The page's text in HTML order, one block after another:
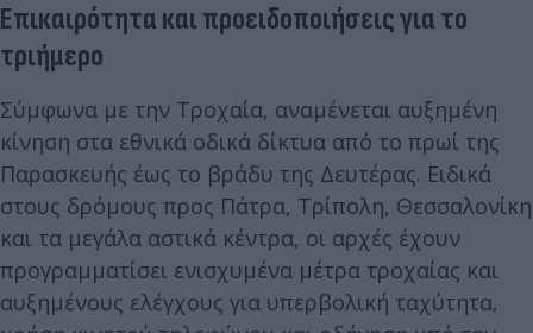
Επικαιρότητα και προειδοποιήσεις για το
τριήμερο
Σύμφωνα με την Τροχαία, αναμένεται αυξημένη
κίνηση στα εθνικά οδικά δίκτυα από το πρωί της
Παρασκευής έως το βράδυ της Δευτέρας. Ειδικά
στους δρόμους προς Πάτρα, Τρίπολη, Θεσσαλονίκη
και τα μεγάλα αστικά κέντρα, οι αρχές έχουν
προγραμματίσει ενισχυμένα μέτρα τροχαίας και
αυξημένους ελέγχους για υπερβολική ταχύτητα,